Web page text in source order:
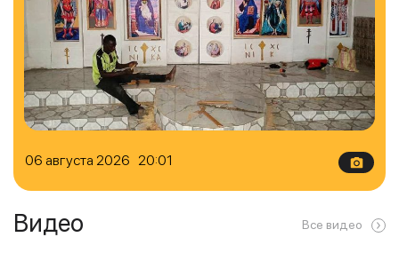
06 августа 2026 20:01
Видео Все видео